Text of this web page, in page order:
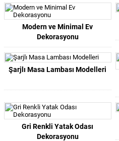
Modern ve Minimal Ev
Dekorasyonu
Şarjlı Masa Lambası Modelleri
Gri Renkli Yatak Odası
Dekorasyonu